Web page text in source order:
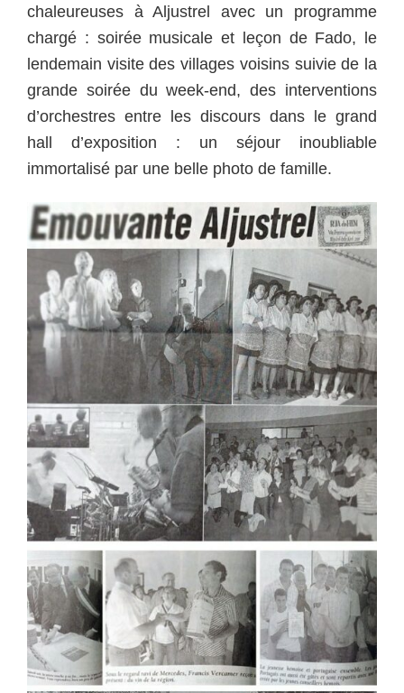
chaleureuses à Aljustrel avec un programme
chargé : soirée musicale et leçon de Fado, le
lendemain visite des villages voisins suivie de la
grande soirée du week-end, des interventions
d’orchestres entre les discours dans le grand
hall d’exposition : un séjour inoubliable
immortalisé par une belle photo de famille.